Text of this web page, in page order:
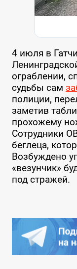
4 июля в
ограблении,
судьбы сам
полиции,
заметив
прохожему
Сотрудники
беглеца,
Возбуждено
«везунчик»
под стражей.